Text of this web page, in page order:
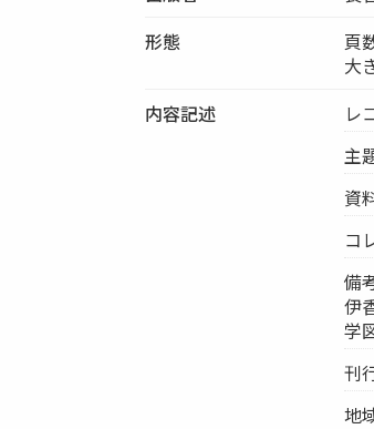
形態
頁
大
内容記述
レ
主
資
コ
備
伊
学
刊
地